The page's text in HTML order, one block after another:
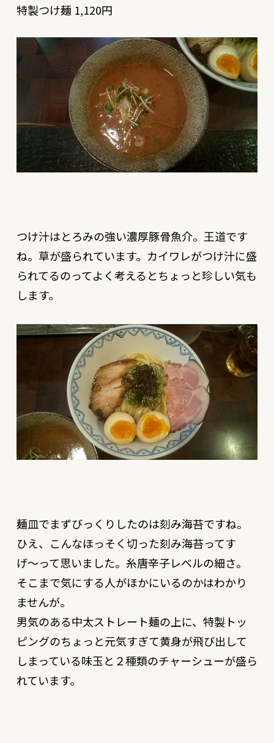
特製つけ麺 1,120円
つけ汁はとろみの強い濃厚豚骨魚介。王道です
ね。草が盛られています。カイワレがつけ汁に盛
られてるのってよく考えるとちょっと珍しい気も
します。
麺皿でまずびっくりしたのは刻み海苔ですね。
ひえ、こんなほっそく切った刻み海苔ってす
げ〜って思いました。糸唐辛子レベルの細さ。
そこまで気にする人がほかにいるのかはわかり
ませんが。
男気のある中太ストレート麺の上に、特製トッ
ピングのちょっと元気すぎて黄身が飛び出して
しまっている味玉と２種類のチャーシューが盛ら
れています。